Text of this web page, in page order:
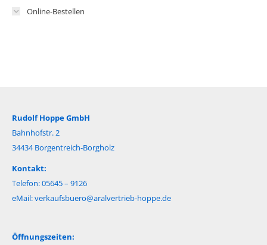
Online-Bestellen
Rudolf Hoppe GmbH
Bahnhofstr. 2
34434 Borgentreich-Borgholz
Kontakt:
Telefon: 05645 – 9126
eMail:verkaufsbuero@aralvertrieb-hoppe.de
Öffnungszeiten: